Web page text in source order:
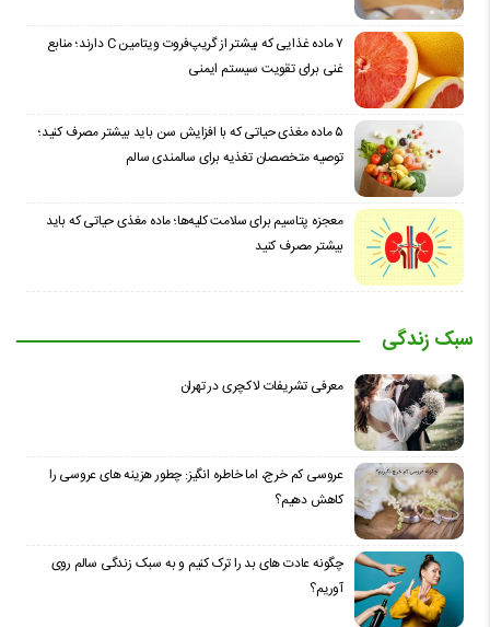
۷ ماده غذایی که بیشتر از گریپ‌فروت ویتامین C دارند؛ منابع
غنی برای تقویت سیستم ایمنی
۵ ماده مغذی حیاتی که با افزایش سن باید بیشتر مصرف کنید؛
توصیه متخصصان تغذیه برای سالمندی سالم
معجزه پتاسیم برای سلامت کلیه‌ها؛ ماده مغذی حیاتی که باید
بیشتر مصرف کنید
سبک زندگی
معرفی تشریفات لاکچری در تهران
عروسی کم خرج، اما خاطره انگیز: چطور هزینه های عروسی را
کاهش دهیم؟
چگونه عادت‌ های بد را ترک کنیم و به سبک زندگی سالم روی
آوریم؟